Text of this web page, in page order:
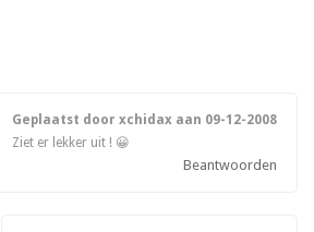
Geplaatst door xchidax aan 09-12-2008
Ziet er lekker uit ! 😀
Beantwoorden